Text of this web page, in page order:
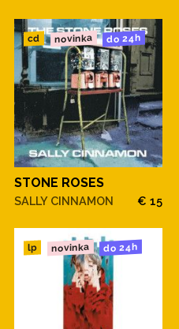
cd novinka do 24h
STONE ROSES
SALLY CINNAMON € 15
lp novinka do 24h